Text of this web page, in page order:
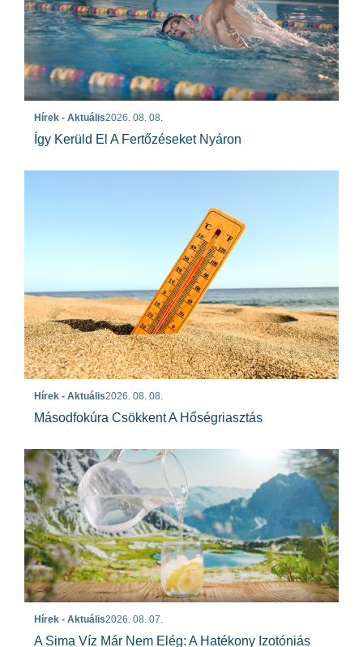
Hírek - Aktuális2026. 08. 08.
Így Kerüld El A Fertőzéseket Nyáron
Hírek - Aktuális2026. 08. 08.
Másodfokúra Csökkent A Hőségriasztás
Hírek - Aktuális2026. 08. 07.
A Sima Víz Már Nem Elég: A Hatékony Izotóniás